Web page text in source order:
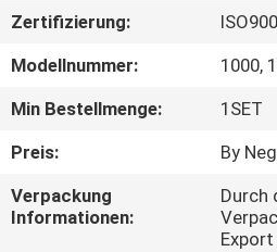
AUSFLUG
TRETEN
SIE
Zertifizierung:
Modellnummer:
1000,
Min Bestellmenge:
1SET
Preis:
By
Verpackung
Informationen:
Durch
Export